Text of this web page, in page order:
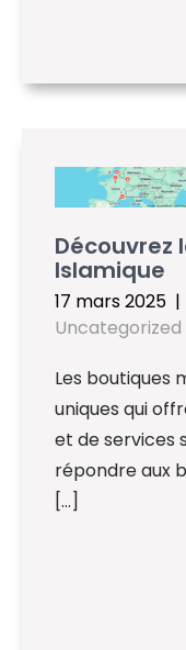
Découvrez
Islamique
17 mars 2025 |
Uncategorized
Les boutiques
uniques qui
et de services
répondre aux
[…]